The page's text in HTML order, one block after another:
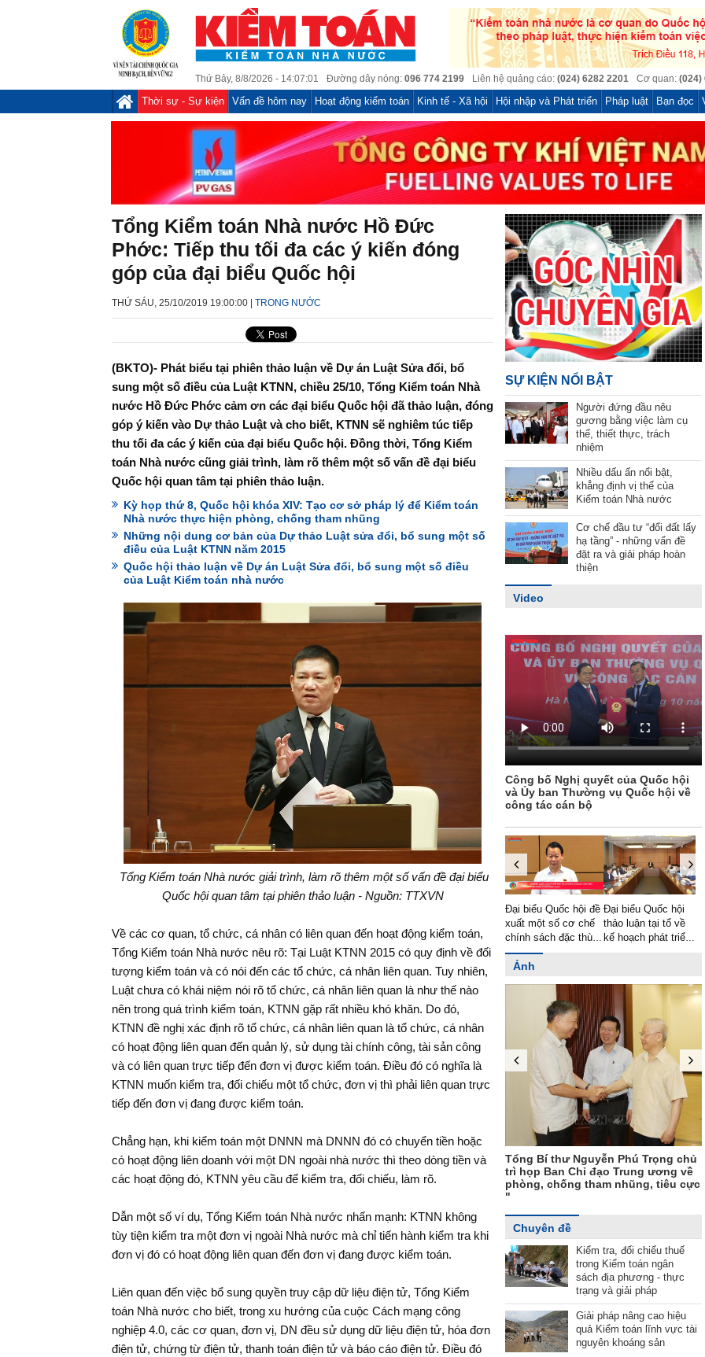
Thứ Bảy, 8/8/2026 - 14:07:01 Đường dây nóng: 096 774 2199 Liên hệ quảng cáo: (024) 6282 2201 Cơ quan: (024)
Thời sự - Sự kiện Vấn đề hôm nay Hoạt động kiểm toán Kinh tế - Xã hội Hội nhập và Phát triển Pháp luật Bạn đọc
Tổng Kiểm toán Nhà nước Hồ Đức
Phớc: Tiếp thu tối đa các ý kiến đóng
góp của đại biểu Quốc hội
THỨ SÁU, 25/10/2019 19:00:00 | TRONG NƯỚC
(BKTO)- Phát biểu tại phiên thảo luận về Dự án Luật Sửa đổi, bổ
sung một số điều của Luật KTNN, chiều 25/10, Tổng Kiểm toán Nhà
nước Hồ Đức Phớc cảm ơn các đại biểu Quốc hội đã thảo luận, đóng
góp ý kiến vào Dự thảo Luật và cho biết, KTNN sẽ nghiêm túc tiếp
thu tối đa các ý kiến của đại biểu Quốc hội. Đồng thời, Tổng Kiểm
toán Nhà nước cũng giải trình, làm rõ thêm một số vấn đề đại biểu
Quốc hội quan tâm tại phiên thảo luận.
Kỳ họp thứ 8, Quốc hội khóa XIV: Tạo cơ sở pháp lý để Kiểm toán
Nhà nước thực hiện phòng, chống tham nhũng
Những nội dung cơ bản của Dự thảo Luật sửa đổi, bổ sung một số
điều của Luật KTNN năm 2015
Quốc hội thảo luận về Dự án Luật Sửa đổi, bổ sung một số điều
của Luật Kiểm toán nhà nước
Tổng Kiểm toán Nhà nước giải trình, làm rõ thêm một số vấn đề đại biểu
Quốc hội quan tâm tại phiên thảo luận - Nguồn: TTXVN
Về các cơ quan, tổ chức, cá nhân có liên quan đến hoạt động kiểm toán,
Tổng Kiểm toán Nhà nước nêu rõ: Tại Luật KTNN 2015 có quy định về đối
tượng kiểm toán và có nói đến các tổ chức, cá nhân liên quan. Tuy nhiên,
Luật chưa có khái niệm nói rõ tổ chức, cá nhân liên quan là như thế nào
nên trong quá trình kiểm toán, KTNN gặp rất nhiều khó khăn. Do đó,
KTNN đề nghị xác định rõ tổ chức, cá nhân liên quan là tổ chức, cá nhân
có hoạt động liên quan đến quản lý, sử dụng tài chính công, tài sản công
và có liên quan trực tiếp đến đơn vị được kiểm toán. Điều đó có nghĩa là
KTNN muốn kiểm tra, đối chiếu một tổ chức, đơn vị thì phải liên quan trực
tiếp đến đơn vị đang được kiểm toán.
Chẳng hạn, khi kiểm toán một DNNN mà DNNN đó có chuyển tiền hoặc
có hoạt động liên doanh với một DN ngoài nhà nước thì theo dòng tiền và
các hoạt động đó, KTNN yêu cầu để kiểm tra, đối chiếu, làm rõ.
Dẫn một số ví dụ, Tổng Kiểm toán Nhà nước nhấn mạnh: KTNN không
tùy tiện kiểm tra một đơn vị ngoài Nhà nước mà chỉ tiến hành kiểm tra khi
đơn vị đó có hoạt động liên quan đến đơn vị đang được kiểm toán.
Liên quan đến việc bổ sung quyền truy cập dữ liệu điện tử, Tổng Kiểm
toán Nhà nước cho biết, trong xu hướng của cuộc Cách mạng công
nghiệp 4.0, các cơ quan, đơn vị, DN đều sử dụng dữ liệu điện tử, hóa đơn
điện tử, chứng từ điện tử, thanh toán điện tử và báo cáo điện tử. Điều đó
SỰ KIỆN NỔI BẬT
Người đứng đầu nêu
gương bằng việc làm cụ
thể, thiết thực, trách
nhiệm
Nhiều dấu ấn nổi bật,
khẳng định vị thế của
Kiểm toán Nhà nước
Cơ chế đầu tư “đổi đất lấy
hạ tầng” - những vấn đề
đặt ra và giải pháp hoàn
thiện
Video
Công bố Nghị quyết của Quốc hội
và Ủy ban Thường vụ Quốc hội về
công tác cán bộ
công tác của CAAF
Đại biểu Quốc hội đề
chính sách đặc thù
phát triển TP. Buôn
Ma Thuột
Đại biểu Quốc hội
thảo luận tại tổ về
kế hoạch phát triển
kinh tế - xã hội năm
2022
KTNN khu vực VI kỷ
niệm 15 năm thành
lập
Ảnh
Hình ảnh tại Hội thảo “Phòng,
chống tham nhũng và vai trò của
Kiểm toán nhà nước""
Tổng Bí thư Nguyễn Phú Trọng chủ
trì họp Ban Chỉ đạo Trung ương về
phòng, chống tham nhũng, tiêu cực
Trao quyết định chỉ định Bí thư Ban
Cán sự Đảng, Phó Tổng Kiểm toán
nhà nước phụ trách"
Chuyên đề
Kiểm tra, đối chiếu thuế
trong Kiểm toán ngân
sách địa phương - thực
trạng và giải pháp
Giải pháp nâng cao hiệu
quả Kiểm toán lĩnh vực tài
nguyên khoáng sản